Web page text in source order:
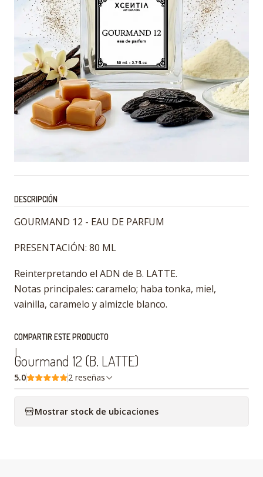
DESCRIPCIÓN
GOURMAND 12 - EAU DE PARFUM
PRESENTACIÓN: 80 ML
Reinterpretando el ADN de B. LATTE.
Notas principales: caramelo; haba tonka, miel,
vainilla, caramelo y almizcle blanco.
COMPARTIR ESTE PRODUCTO
|
Gourmand 12 (B. LATTE)
5.0 2 reseñas
Mostrar stock de ubicaciones